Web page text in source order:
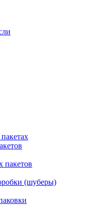
пакетов
(шуберы)